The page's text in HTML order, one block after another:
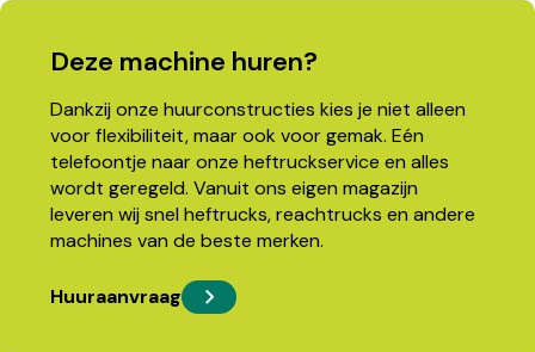
Deze machine huren?
Dankzij onze huurconstructies kies je niet alleen
voor flexibiliteit, maar ook voor gemak. Eén
telefoontje naar onze heftruckservice en alles
wordt geregeld. Vanuit ons eigen magazijn
leveren wij snel heftrucks, reachtrucks en andere
machines van de beste merken.
Huuraanvraag